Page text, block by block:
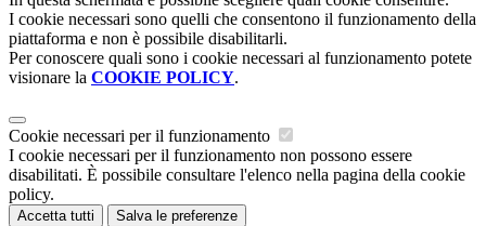
I cookie necessari sono quelli che consentono il funzionamento della
piattaforma e non è possibile disabilitarli.
Per conoscere quali sono i cookie necessari al funzionamento potete
visionare la COOKIE POLICY.
Cookie necessari per il funzionamento
I cookie necessari per il funzionamento non possono essere
disabilitati. È possibile consultare l'elenco nella pagina della cookie
policy.
Accetta tutti Salva le preferenze